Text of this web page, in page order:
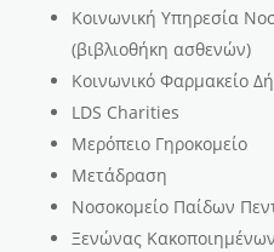
Κοινωνική Υπηρεσία
(βιβλιοθήκη ασθενών)
Κοινωνικό Φαρμακείο
LDS Charities
Μερόπειο Γηροκομείο
Μετάδραση
Νοσοκομείο Παίδων
Ξενώνας